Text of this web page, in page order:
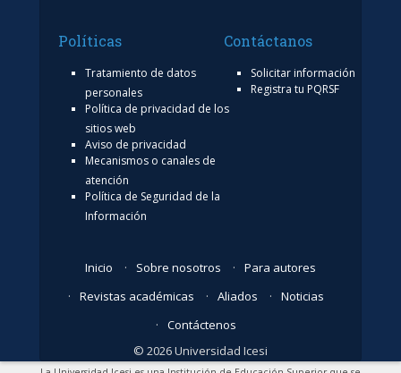
Políticas
Tratamiento de datos
personales
Política de privacidad de los
sitios web
Aviso de privacidad
Mecanismos o canales de
atención
Política de Seguridad de la
Información
Contáctanos
Solicitar información
Registra tu PQRSF
Inicio Sobre nosotros
Para autores
Revistas académicas
Aliados
Noticias
Contáctenos
© 2026 Universidad Icesi